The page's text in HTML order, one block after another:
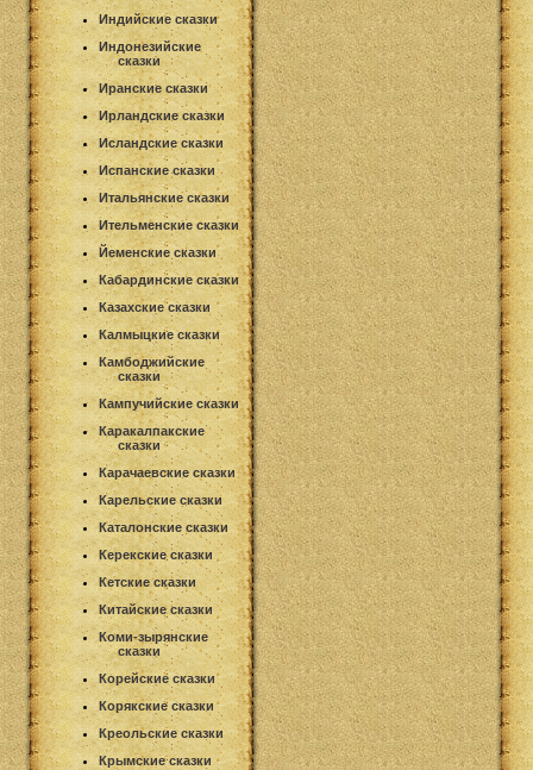
Индийские сказки
Индонезийские
сказки
Иранские сказки
Ирландские сказки
Исландские сказки
Испанские сказки
Итальянские сказки
Ительменские сказки
Йеменские сказки
Кабардинские сказки
Казахские сказки
Калмыцкие сказки
Камбоджийские
сказки
Кампучийские сказки
Каракалпакские
сказки
Карачаевские сказки
Карельские сказки
Каталонские сказки
Керекские сказки
Кетские сказки
Китайские сказки
Коми-зырянские
сказки
Корейские сказки
Корякские сказки
Креольские сказки
Крымские сказки